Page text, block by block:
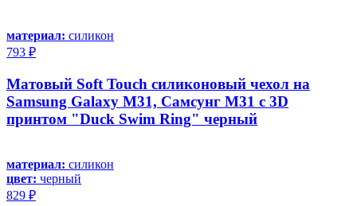
материал: силикон
793 ₽
Матовый Soft Touch силиконовый чехол на
Samsung Galaxy M31, Самсунг М31 с 3D
принтом "Duck Swim Ring" черный
материал: силикон
цвет: черный
829 ₽